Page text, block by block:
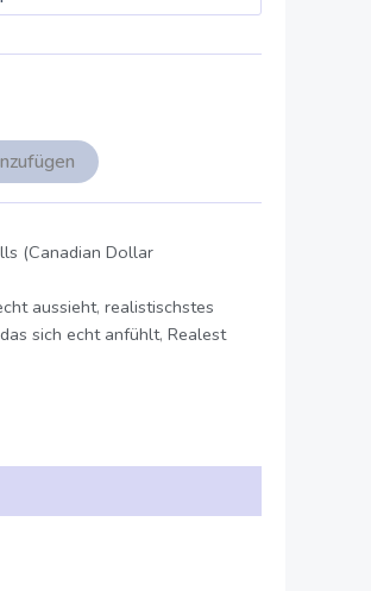
(Canadian Dollar
aussieht, realistischstes
sich echt anfühlt, Realest